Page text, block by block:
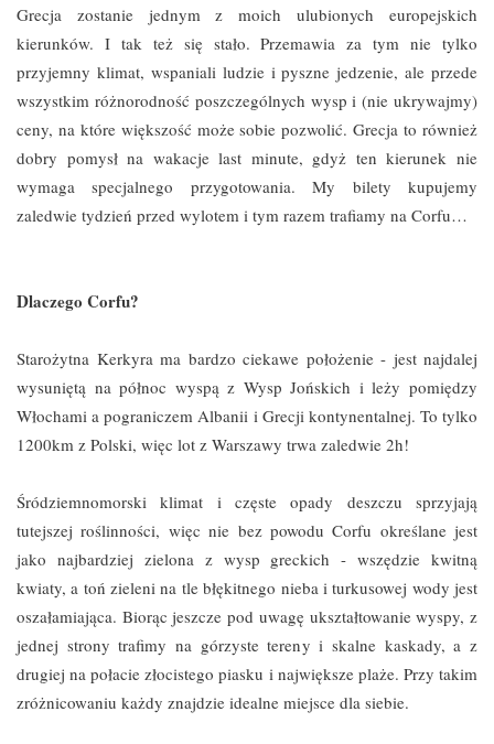
Grecja zostanie jednym z moich ulubionych europejskich
kierunków. I tak też się stało. Przemawia za tym nie tylko
przyjemny klimat, wspaniali ludzie i pyszne jedzenie, ale przede
wszystkim różnorodność poszczególnych wysp i (nie ukrywajmy)
ceny, na które większość może sobie pozwolić. Grecja to również
dobry pomysł na wakacje last minute, gdyż ten kierunek nie
wymaga specjalnego przygotowania. My bilety kupujemy
zaledwie tydzień przed wylotem i tym razem trafiamy na Corfu…
Dlaczego Corfu?
Starożytna Kerkyra ma bardzo ciekawe położenie - jest najdalej
wysuniętą na północ wyspą z Wysp Jońskich i leży pomiędzy
Włochami a pograniczem Albanii i Grecji kontynentalnej. To tylko
1200km z Polski, więc lot z Warszawy trwa zaledwie 2h!
Śródziemnomorski klimat i częste opady deszczu sprzyjają
tutejszej roślinności, więc nie bez powodu Corfu określane jest
jako najbardziej zielona z wysp greckich - wszędzie kwitną
kwiaty, a toń zieleni na tle błękitnego nieba i turkusowej wody jest
oszałamiająca. Biorąc jeszcze pod uwagę ukształtowanie wyspy, z
jednej strony trafimy na górzyste tereny i skalne kaskady, a z
drugiej na połacie złocistego piasku i największe plaże. Przy takim
zróżnicowaniu każdy znajdzie idealne miejsce dla siebie.